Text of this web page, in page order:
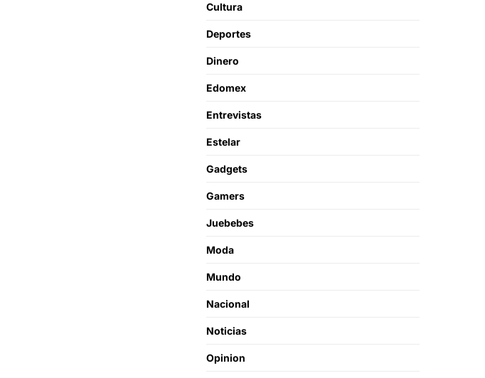
Cultura
Deportes
Dinero
Edomex
Entrevistas
Estelar
Gadgets
Gamers
Juebebes
Moda
Mundo
Nacional
Noticias
Opinion